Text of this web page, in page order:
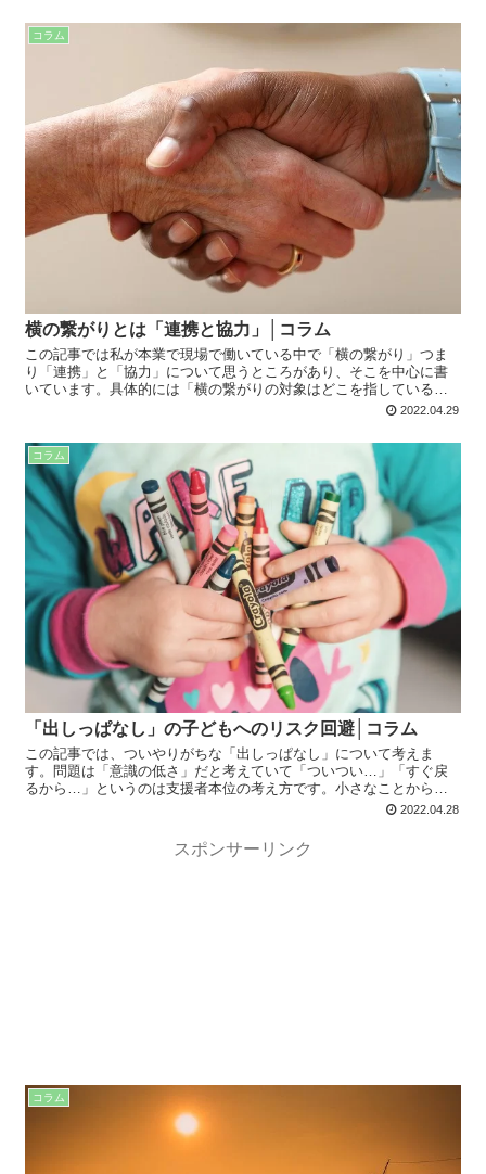
コラム
横の繋がりとは「連携と協力」│コラム
この記事では私が本業で現場で働いている中で「横の繋がり」つま
り「連携」と「協力」について思うところがあり、そこを中心に書
いています。具体的には「横の繋がりの対象はどこを指している
か」「どのような協力が望めるか」を事例などを交えつつ考えてい
2022.04.29
コラム
「出しっぱなし」の子どもへのリスク回避│コラム
この記事では、ついやりがちな「出しっぱなし」について考えま
す。問題は「意識の低さ」だと考えていて「ついつい…」「すぐ戻
るから…」というのは支援者本位の考え方です。小さなことから忠
実におこない「子ども達の将来を見据えた支援」をおこなっていき
2022.04.28
スポンサーリンク
コラム